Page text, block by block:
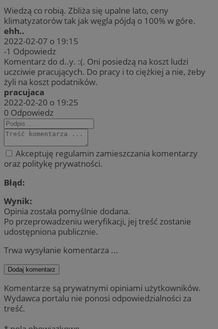
Wiedzą co robią. Zbliża się upalne lato, ceny
klimatyzatorów tak jak węgla pójdą o 100% w góre.
ehh..
2022-02-07 o 19:15
-1 Odpowiedz
Komentarz do d..y. :(. Oni posiedzą na koszt ludzi
uczciwie pracujących. Do pracy i to ciężkiej a nie, żeby
żyli na koszt podatników.
pracujaca
2022-02-20 o 19:25
0 Odpowiedz
Akceptuję regulamin zamieszczania komentarzy
oraz politykę prywatności.
Błąd:
Wynik:
Opinia została pomyślnie dodana.
Po przeprowadzeniu weryfikacji, jej treść zostanie
udostępniona publicznie.
Trwa wysyłanie komentarza ...
Dodaj komentarz
Komentarze są prywatnymi opiniami użytkowników.
Wydawca portalu nie ponosi odpowiedzialności za
treść.